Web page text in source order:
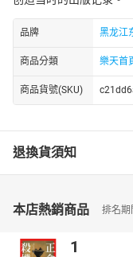
品牌 黑龙江
商品分類 樂天首
商品貨號(SKU)
退換貨須知
本店熱銷商品 排名
1